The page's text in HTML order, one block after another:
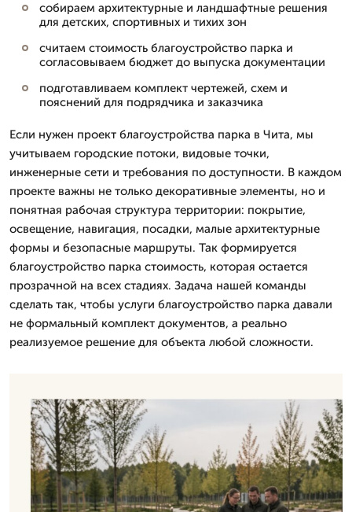
собираем архитектурные и ландшафтные решения
для детских, спортивных и тихих зон
считаем стоимость благоустройство парка и
согласовываем бюджет до выпуска документации
подготавливаем комплект чертежей, схем и
пояснений для подрядчика и заказчика
Если нужен проект благоустройства парка в Чита, мы
учитываем городские потоки, видовые точки,
инженерные сети и требования по доступности. В каждом
проекте важны не только декоративные элементы, но и
понятная рабочая структура территории: покрытие,
освещение, навигация, посадки, малые архитектурные
формы и безопасные маршруты. Так формируется
благоустройство парка стоимость, которая остается
прозрачной на всех стадиях. Задача нашей команды
сделать так, чтобы услуги благоустройство парка давали
не формальный комплект документов, а реально
реализуемое решение для объекта любой сложности.